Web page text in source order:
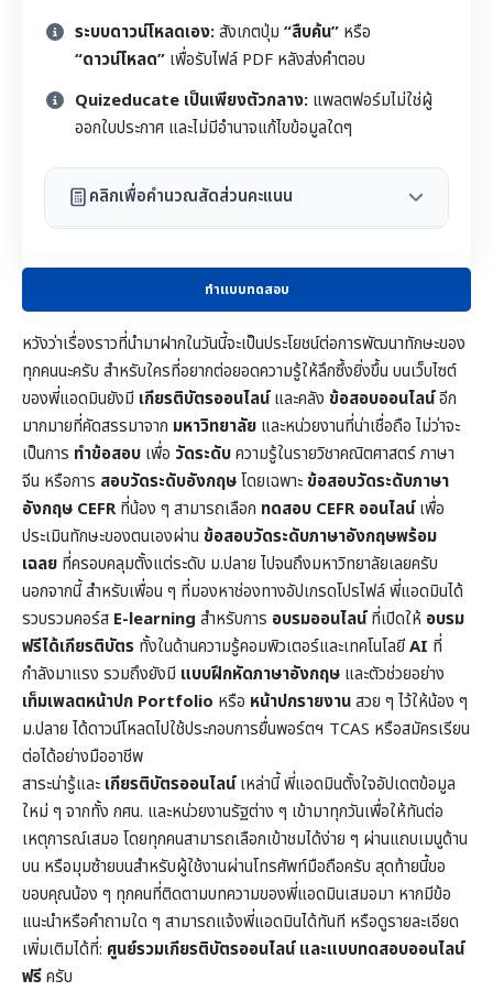
ระบบดาวน์โหลดเอง:สังเกตปุ่ม “สืบค้น” หรือ
“ดาวน์โหลด” เพื่อรับไฟล์ PDF หลังส่งคำตอบ
Quizeducate เป็นเพียงตัวกลาง: แพลตฟอร์มไม่ใช่ผู้
ออกใบประกาศ และไม่มีอำนาจแก้ไขข้อมูลใดๆ
คลิกเพื่อคำนวณสัดส่วนคะแนน
ทำแบบทดสอบ
หวังว่าเรื่องราวที่นำมาฝากในวันนี้จะเป็นประโยชน์ต่อการพัฒนาทักษะของ
ทุกคนนะครับ สำหรับใครที่อยากต่อยอดความรู้ให้ลึกซึ้งยิ่งขึ้น บนเว็บไซต์
ของพี่แอดมินยังมี เกียรติบัตรออนไลน์และคลัง ข้อสอบออนไลน์อีก
มากมายที่คัดสรรมาจาก มหาวิทยาลัย และหน่วยงานที่น่าเชื่อถือ ไม่ว่าจะ
เป็นการ ทำข้อสอบ เพื่อ วัดระดับความรู้ในรายวิชาคณิตศาสตร์ภาษา
จีน หรือการ สอบวัดระดับอังกฤษโดยเฉพาะข้อสอบวัดระดับภาษา
อังกฤษ CEFRที่น้อง ๆ สามารถเลือก ทดสอบ CEFR ออนไลน์เพื่อ
ประเมินทักษะของตนเองผ่าน ข้อสอบวัดระดับภาษาอังกฤษพร้อม
เฉลย ที่ครอบคลุมตั้งแต่ระดับ ม.ปลาย ไปจนถึงมหาวิทยาลัยเลยครับ
นอกจากนี้ สำหรับเพื่อน ๆ ที่มองหาช่องทางอัปเกรดโปรไฟล์ พี่แอดมินได้
รวบรวมคอร์ส E-learning สำหรับการ อบรมออนไลน์ที่เปิดให้ อบรม
ฟรีได้เกียรติบัตร ทั้งในด้านความรู้คอมพิวเตอร์และเทคโนโลยีAI ที่
กำลังมาแรง รวมถึงยังมี แบบฝึกหัดภาษาอังกฤษ และตัวช่วยอย่าง
เท็มเพลตหน้าปก Portfolio หรือ หน้าปกรายงานสวย ๆ ไว้ให้น้อง ๆ
ม.ปลาย ได้ดาวน์โหลดไปใช้ประกอบการยื่นพอร์ตฯ TCAS หรือสมัครเรียน
ต่อได้อย่างมืออาชีพ
สาระน่ารู้และ เกียรติบัตรออนไลน์เหล่านี้ พี่แอดมินตั้งใจอัปเดตข้อมูล
ใหม่ ๆ จากทั้ง กศน. และหน่วยงานรัฐต่าง ๆ เข้ามาทุกวันเพื่อให้ทันต่อ
เหตุการณ์เสมอ โดยทุกคนสามารถเลือกเข้าชมได้ง่าย ๆ ผ่านแถบเมนูด้าน
บน หรือมุมซ้ายบนสำหรับผู้ใช้งานผ่านโทรศัพท์มือถือครับ สุดท้ายนี้ขอ
ขอบคุณน้อง ๆ ทุกคนที่ติดตามบทความของพี่แอดมินเสมอมา หากมีข้อ
แนะนำหรือคำถามใด ๆ สามารถแจ้งพี่แอดมินได้ทันที หรือดูรายละเอียด
เพิ่มเติมได้ที่: ศูนย์รวมเกียรติบัตรออนไลน์ และแบบทดสอบออนไลน์
ฟรีครับ